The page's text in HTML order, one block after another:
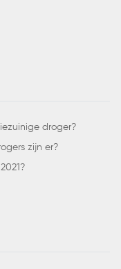
droger?
zijn er?